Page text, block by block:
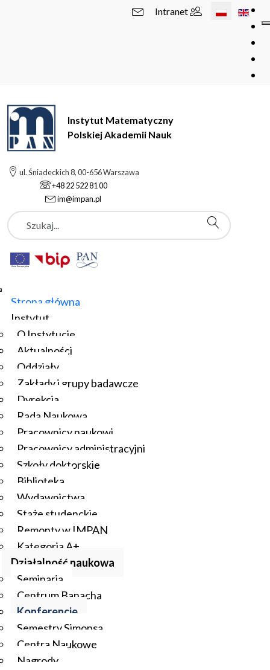
Wybierz swój
Intranet
Instytut Matematyczny
Polskiej Akademii Nauk
ul. Śniadeckich 8, 00-656 Warszawa
+48 22 522 81 00
im@impan.pl
Szukaj
Strona główna
Instytut
O Instytucie
Aktualności
Oddziały
Zakłady i grupy badawcze
Dyrekcja
Rada Naukowa
Pracownicy naukowi
Pracownicy administracyjni
Szkoły doktorskie
Biblioteka
Wydawnictwa
Staże studenckie
Remonty w IMPAN
Kategoria A+
Działalność naukowa
Seminaria
Centrum Banacha
Konferencje
Semestry Simonsa
Centra Naukowe
Nagrody